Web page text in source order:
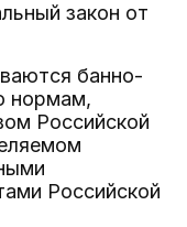
закон от
банно-
нормам,
Российской
Российской